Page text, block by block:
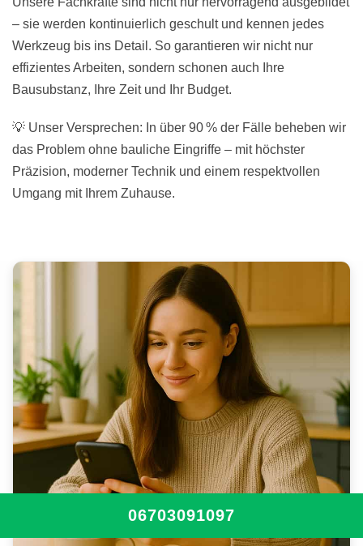
– sie werden kontinuierlich geschult und kennen jedes
Werkzeug bis ins Detail. So garantieren wir nicht nur
effizientes Arbeiten, sondern schonen auch Ihre
Bausubstanz, Ihre Zeit und Ihr Budget.
💡 Unser Versprechen: In über 90 % der Fälle beheben wir
das Problem ohne bauliche Eingriffe – mit höchster
Präzision, moderner Technik und einem respektvollen
Umgang mit Ihrem Zuhause.
06703091097